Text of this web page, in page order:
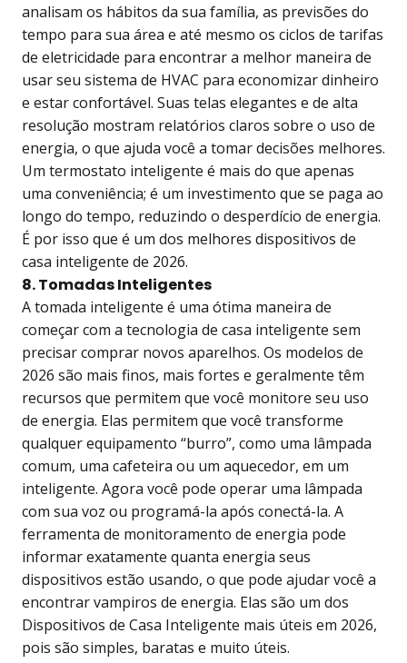
analisam os hábitos da sua família, as previsões do
tempo para sua área e até mesmo os ciclos de tarifas
de eletricidade para encontrar a melhor maneira de
usar seu sistema de HVAC para economizar dinheiro
e estar confortável. Suas telas elegantes e de alta
resolução mostram relatórios claros sobre o uso de
energia, o que ajuda você a tomar decisões melhores.
Um termostato inteligente é mais do que apenas
uma conveniência; é um investimento que se paga ao
longo do tempo, reduzindo o desperdício de energia.
É por isso que é um dos melhores dispositivos de
casa inteligente de 2026.
8. Tomadas Inteligentes
A tomada inteligente é uma ótima maneira de
começar com a tecnologia de casa inteligente sem
precisar comprar novos aparelhos. Os modelos de
2026 são mais finos, mais fortes e geralmente têm
recursos que permitem que você monitore seu uso
de energia. Elas permitem que você transforme
qualquer equipamento “burro”, como uma lâmpada
comum, uma cafeteira ou um aquecedor, em um
inteligente. Agora você pode operar uma lâmpada
com sua voz ou programá-la após conectá-la. A
ferramenta de monitoramento de energia pode
informar exatamente quanta energia seus
dispositivos estão usando, o que pode ajudar você a
encontrar vampiros de energia. Elas são um dos
Dispositivos de Casa Inteligente mais úteis em 2026,
pois são simples, baratas e muito úteis.